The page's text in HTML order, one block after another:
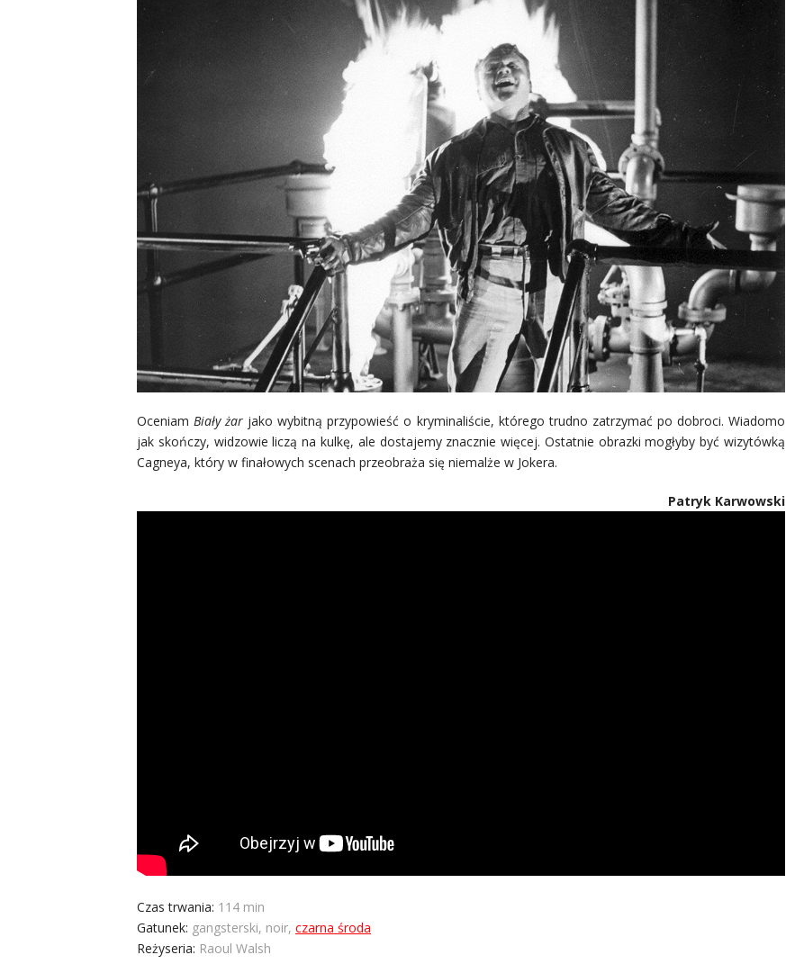
OceniamBiały żar jako wybitną przypowieść o kryminaliście, którego trudno zatrzymać po dobroci. Wiadomo
jak skończy, widzowie liczą na kulkę, ale dostajemy znacznie więcej. Ostatnie obrazki mogłyby być wizytówką
Cagneya, który w finałowych scenach przeobraża się niemalże w Jokera.
Patryk Karwowski
Czas trwania: 114 min
Gatunek: gangsterski, noir, czarna środa
Reżyseria: Raoul Walsh